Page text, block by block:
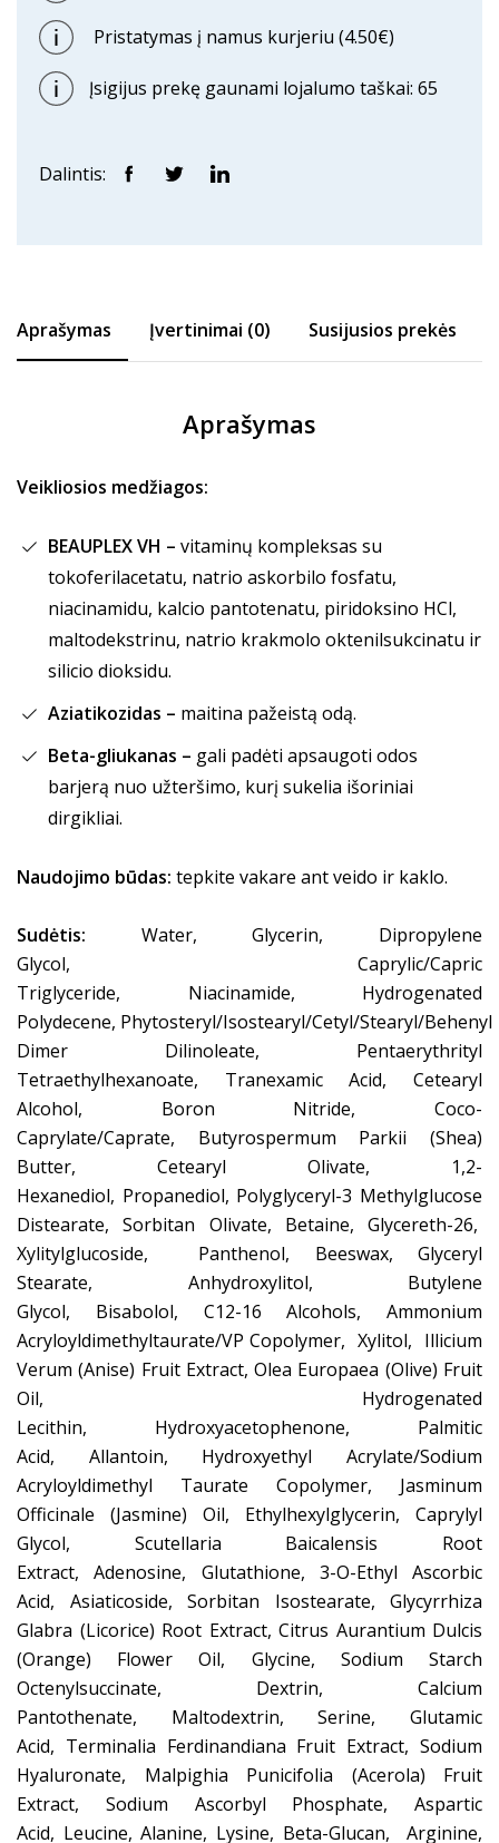
Pristatymas į namus kurjeriu (4.50€)
Įsigijus prekę gaunami lojalumo taškai: 65
Dalintis:
Aprašymas Įvertinimai (0) Susijusios prekės
Aprašymas
Veikliosios medžiagos:
BEAUPLEX VH – vitaminų kompleksas su
tokoferilacetatu, natrio askorbilo fosfatu,
niacinamidu, kalcio pantotenatu, piridoksino HCl,
maltodekstrinu, natrio krakmolo oktenilsukcinatu ir
silicio dioksidu.
Aziatikozidas – maitina pažeistą odą.
Beta-gliukanas – gali padėti apsaugoti odos
barjerą nuo užteršimo, kurį sukelia išoriniai
dirgikliai.
Naudojimo būdas: tepkite vakare ant veido ir kaklo.
Sudėtis: Water, Glycerin, Dipropylene
Glycol, Caprylic/Capric
Triglyceride, Niacinamide, Hydrogenated
Polydecene, Phytosteryl/Isostearyl/Cetyl/Stearyl/Behenyl
Dimer Dilinoleate, Pentaerythrityl
Tetraethylhexanoate, Tranexamic Acid, Cetearyl
Alcohol, Boron Nitride, Coco-
Caprylate/Caprate, Butyrospermum Parkii (Shea)
Butter, Cetearyl Olivate, 1,2-
Hexanediol, Propanediol, Polyglyceryl-3 Methylglucose
Distearate, Sorbitan Olivate, Betaine, Glycereth-26,
Xylitylglucoside, Panthenol, Beeswax, Glyceryl
Stearate, Anhydroxylitol, Butylene
Glycol, Bisabolol, C12-16 Alcohols, Ammonium
Acryloyldimethyltaurate/VP Copolymer, Xylitol, Illicium
Verum (Anise) Fruit Extract, Olea Europaea (Olive) Fruit
Oil, Hydrogenated
Lecithin, Hydroxyacetophenone, Palmitic
Acid, Allantoin, Hydroxyethyl Acrylate/Sodium
Acryloyldimethyl Taurate Copolymer, Jasminum
Officinale (Jasmine) Oil, Ethylhexylglycerin, Caprylyl
Glycol, Scutellaria Baicalensis Root
Extract, Adenosine, Glutathione, 3-O-Ethyl Ascorbic
Acid, Asiaticoside, Sorbitan Isostearate, Glycyrrhiza
Glabra (Licorice) Root Extract, Citrus Aurantium Dulcis
(Orange) Flower Oil, Glycine, Sodium Starch
Octenylsuccinate, Dextrin, Calcium
Pantothenate, Maltodextrin, Serine, Glutamic
Acid, Terminalia Ferdinandiana Fruit Extract, Sodium
Hyaluronate, Malpighia Punicifolia (Acerola) Fruit
Extract, Sodium Ascorbyl Phosphate, Aspartic
Acid, Leucine, Alanine, Lysine, Beta-Glucan, Arginine,